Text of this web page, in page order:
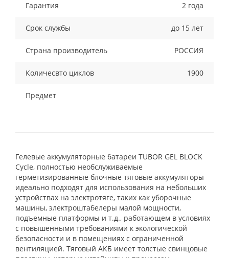
Гарантия 2 года
Срок службы до 15 лет
Страна производитель РОССИЯ
Количесвто циклов 1900
Предмет
Гелевые аккумуляторные батареи TUBOR GEL BLOCK
Cycle, полностью необслуживаемые
герметизированные блочные тяговые аккумуляторы
идеально подходят для использования на небольших
устройствах на электротяге, таких как уборочные
машины, электроштабелеры малой мощности,
подъемные платформы и т.д., работающем в условиях
с повышенными требованиями к экологической
безопасности и в помещениях с ограниченной
вентиляцией. Тяговый АКБ имеет толстые свинцовые